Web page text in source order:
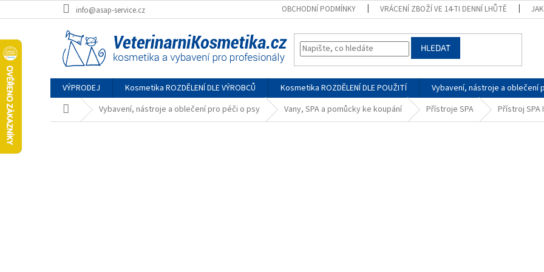
na
info@asap-service.cz OBCHODNÍ PODMÍNKY VRÁCENÍ ZBOŽÍ VE 14-TI DENNÍ LHŮTĚ
HLEDAT
VÝPRODEJ Kosmetika ROZDĚLENÍ DLE VÝROBCŮ Kosmetika ROZDĚLENÍ DLE POUŽITÍ Vybavení, nástroje a oblečení
Domů Vybavení, nástroje a oblečení pro péči o psy Vany, SPA a pomůcky ke koupání Přístroje SPA Přístroj SPA